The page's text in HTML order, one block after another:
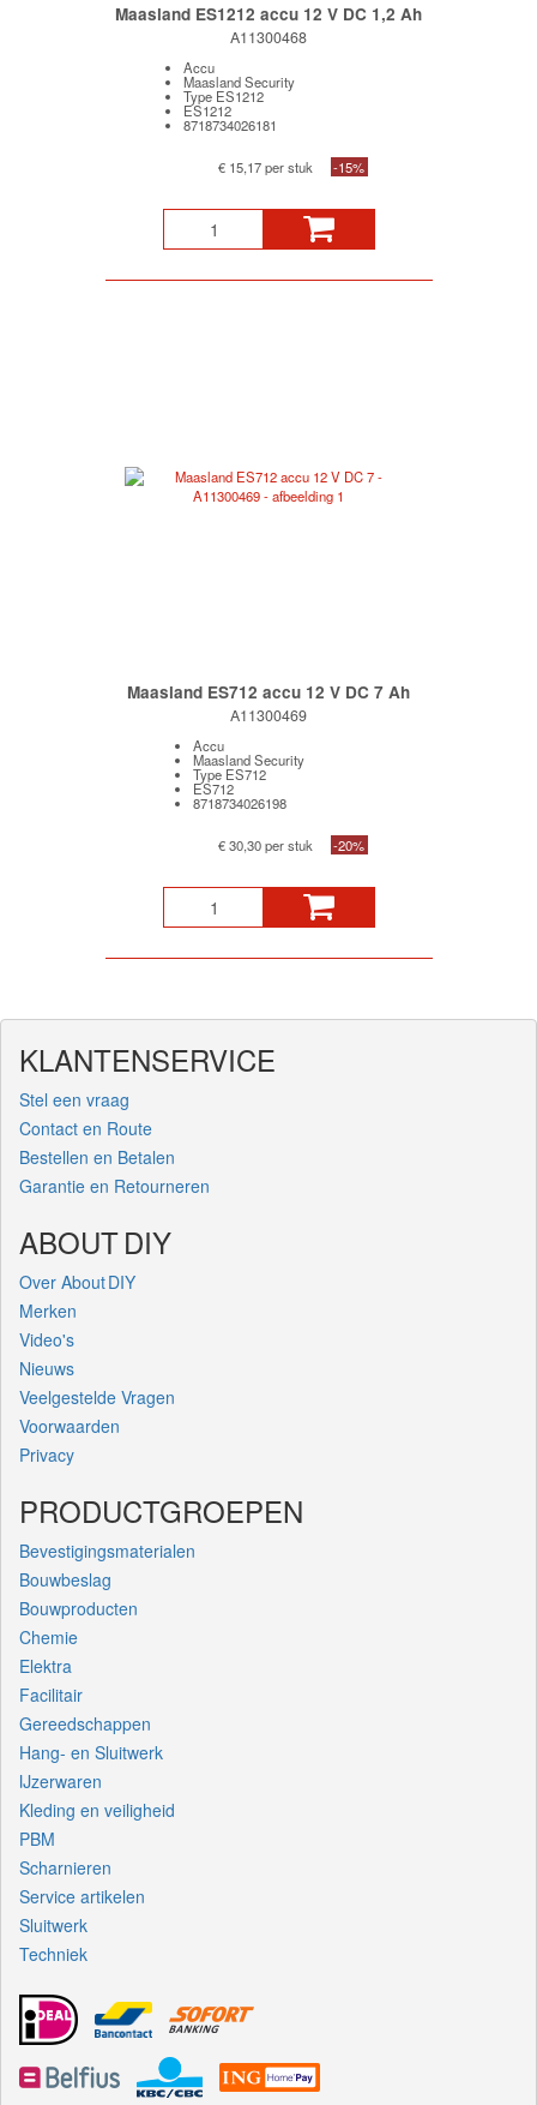
Maasland ES1212 accu 12 V DC 1,2 Ah
A11300468
Accu
Maasland Security
Type ES1212
ES1212
8718734026181
€ 15,17 per stuk -15%
Maasland ES712 accu 12 V DC 7 Ah
A11300469
Accu
Maasland Security
Type ES712
ES712
8718734026198
€ 30,30 per stuk -20%
KLANTENSERVICE
Stel een vraag
Contact en Route
Bestellen en Betalen
Garantie en Retourneren
ABOUT DIY
Over About DIY
Merken
Video's
Nieuws
Veelgestelde Vragen
Voorwaarden
Privacy
PRODUCTGROEPEN
Bevestigingsmaterialen
Bouwbeslag
Bouwproducten
Chemie
Elektra
Facilitair
Gereedschappen
Hang- en Sluitwerk
IJzerwaren
Kleding en veiligheid
PBM
Scharnieren
Service artikelen
Sluitwerk
Techniek